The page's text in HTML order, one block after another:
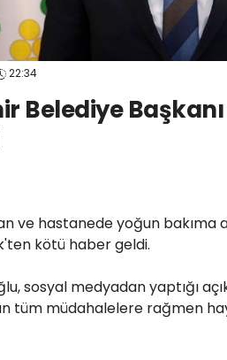
22:34
Belediye
ve hastanede yoğun bakıma
kötü haber geldi.
sosyal medyadan yaptığı
tüm müdahalelere rağmen